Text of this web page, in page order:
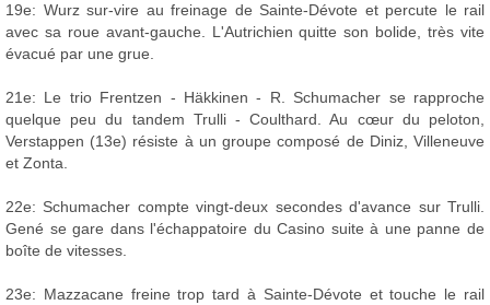
19e: Wurz sur-vire au freinage de Sainte-Dévote et percute le rail
avec sa roue avant-gauche. L'Autrichien quitte son bolide, très vite
évacué par une grue.
21e: Le trio Frentzen - Häkkinen - R. Schumacher se rapproche
quelque peu du tandem Trulli - Coulthard. Au cœur du peloton,
Verstappen (13e) résiste à un groupe composé de Diniz, Villeneuve
et Zonta.
22e: Schumacher compte vingt-deux secondes d'avance sur Trulli.
Gené se gare dans l'échappatoire du Casino suite à une panne de
boîte de vitesses.
23e: Mazzacane freine trop tard à Sainte-Dévote et touche le rail